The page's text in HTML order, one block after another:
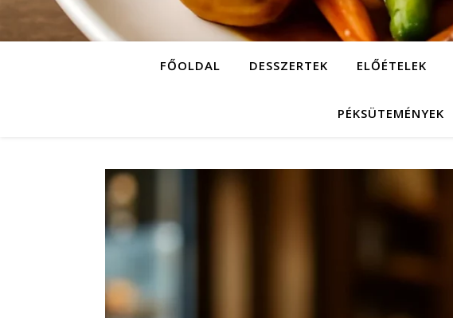
FŐOLDAL DESSZERTEK ELŐÉTELEK
PÉKSÜTEMÉNYEK